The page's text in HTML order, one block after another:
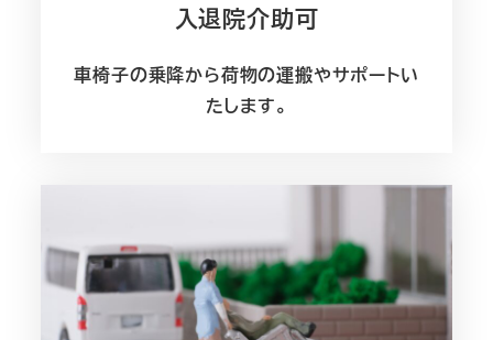
入退院介助可
車椅子の乗降から荷物の運搬やサポートい
たします。